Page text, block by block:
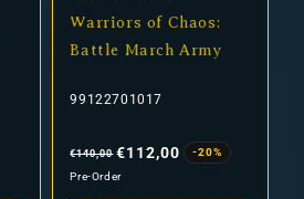
Warriors of Chaos:
Battle March Army
99122701017
Preis
€140,00 €112,00
-20%
Pre-Order